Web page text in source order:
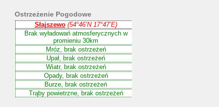
Ostrzeżenie Pogodowe